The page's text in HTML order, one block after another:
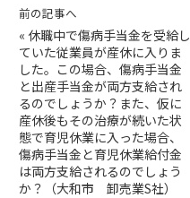
前の記事へ
« 休職中で傷病手当金を受給し
ていた従業員が産休に入りま
した。この場合、傷病手当金
と出産手当金が両方支給され
るのでしょうか？また、仮に
産休後もその治療が続いた状
態で育児休業に入った場合、
傷病手当金と育児休業給付金
は両方支給されるのでしょう
か？（大和市 卸売業S社）